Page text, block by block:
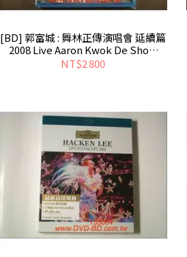
[BD] 郭富城 : 舞林正傳演唱會 延續篇
2008 Live Aaron Kwok De Show
Reel
NT$2 800